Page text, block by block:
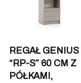
REGAŁ GENIUS
“RP-S” 60 CM Z
PÓŁKAMI,